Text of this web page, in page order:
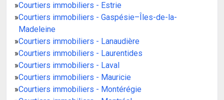
»Courtiers immobiliers - Estrie
»Courtiers immobiliers - Gaspésie–Îles-de-la-
Madeleine
»Courtiers immobiliers - Lanaudière
»Courtiers immobiliers - Laurentides
»Courtiers immobiliers - Laval
»Courtiers immobiliers - Mauricie
»Courtiers immobiliers - Montérégie